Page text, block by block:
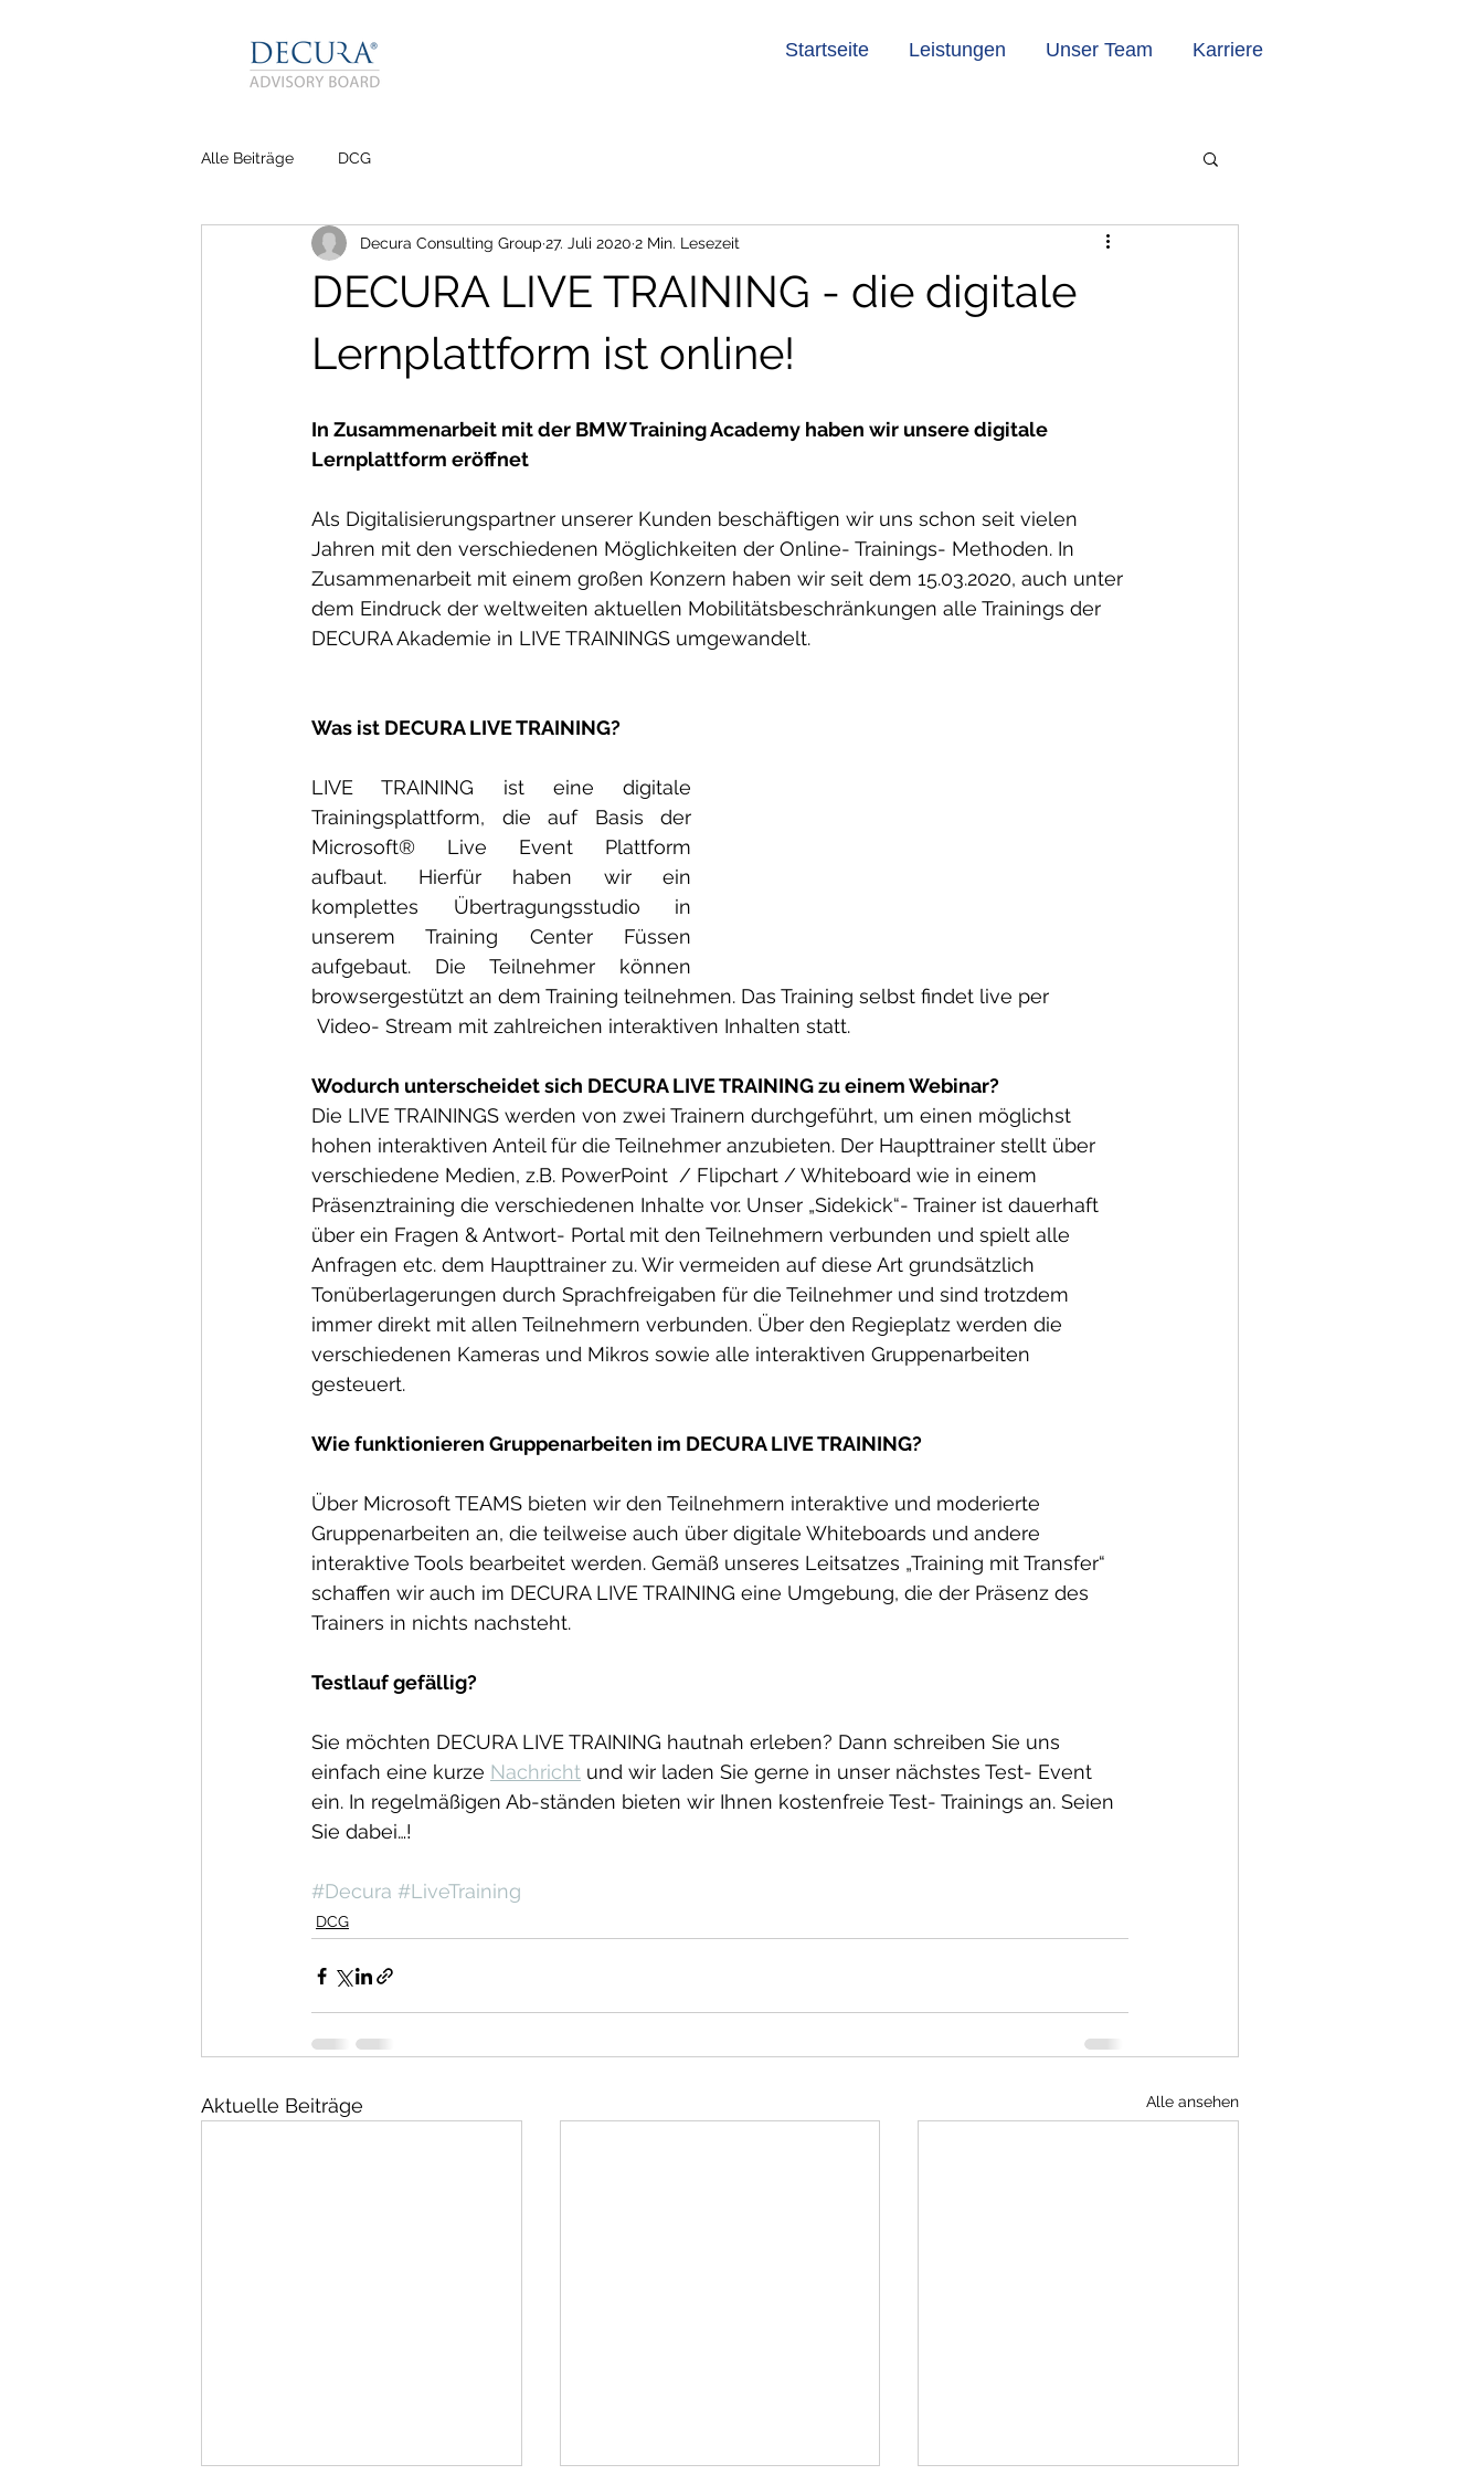
Startseite Leistungen Unser Team Karriere
Alle Beiträge DCG
DECURA LIVE TRAINING - die digitale
Lernplattform ist online!
Decura Consulting Group 27. Juli 2020 2 Min. Lesezeit
In Zusammenarbeit mit der BMW Training Academy haben wir unsere digitale
Lernplattform eröffnet
Als Digitalisierungspartner unserer Kunden beschäftigen wir uns schon seit vielen
Jahren mit den verschiedenen Möglichkeiten der Online- Trainings- Methoden. In
Zusammenarbeit mit einem großen Konzern haben wir seit dem 15.03.2020, auch unter
dem Eindruck der weltweiten aktuellen Mobilitätsbeschränkungen alle Trainings der
DECURA Akademie in LIVE TRAININGS umgewandelt.
Was ist DECURA LIVE TRAINING?
LIVE TRAINING ist eine digitale
Trainingsplattform, die auf Basis der
Microsoft® Live Event Plattform
aufbaut. Hierfür haben wir ein
komplettes Übertragungsstudio in
unserem Training Center Füssen
aufgebaut. Die Teilnehmer können
browsergestützt an dem Training teilnehmen. Das Training selbst findet live per
Video- Stream mit zahlreichen interaktiven Inhalten statt.
Wodurch unterscheidet sich DECURA LIVE TRAINING zu einem Webinar?
Die LIVE TRAININGS werden von zwei Trainern durchgeführt, um einen möglichst
hohen interaktiven Anteil für die Teilnehmer anzubieten. Der Haupttrainer stellt über
verschiedene Medien, z.B. PowerPoint  / Flipchart / Whiteboard wie in einem
Präsenztraining die verschiedenen Inhalte vor. Unser „Sidekick“- Trainer ist dauerhaft
über ein Fragen & Antwort- Portal mit den Teilnehmern verbunden und spielt alle
Anfragen etc. dem Haupttrainer zu. Wir vermeiden auf diese Art grundsätzlich
Tonüberlagerungen durch Sprachfreigaben für die Teilnehmer und sind trotzdem
immer direkt mit allen Teilnehmern verbunden. Über den Regieplatz werden die
verschiedenen Kameras und Mikros sowie alle interaktiven Gruppenarbeiten
gesteuert.
Wie funktionieren Gruppenarbeiten im DECURA LIVE TRAINING?
Über Microsoft TEAMS bieten wir den Teilnehmern interaktive und moderierte
Gruppenarbeiten an, die teilweise auch über digitale Whiteboards und andere
interaktive Tools bearbeitet werden. Gemäß unseres Leitsatzes „Training mit Transfer“
schaffen wir auch im DECURA LIVE TRAINING eine Umgebung, die der Präsenz des
Trainers in nichts nachsteht.
Testlauf gefällig?
Sie möchten DECURA LIVE TRAINING hautnah erleben? Dann schreiben Sie uns
einfach eine kurze Nachricht und wir laden Sie gerne in unser nächstes Test- Event
ein. In regelmäßigen Ab-ständen bieten wir Ihnen kostenfreie Test- Trainings an. Seien
Sie dabei…!
#Decura #LiveTraining
DCG
Aktuelle Beiträge Alle ansehen